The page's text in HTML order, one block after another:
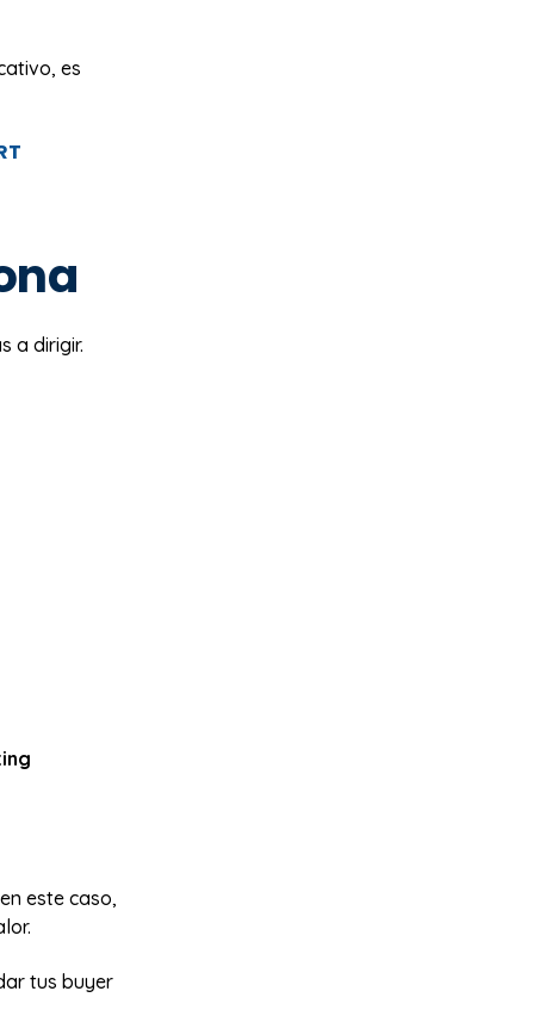
es
a dirigir.
este caso,
tus buyer